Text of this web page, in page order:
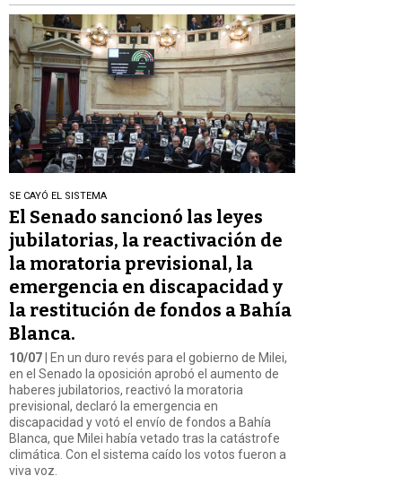
SE CAYÓ EL SISTEMA
El Senado sancionó las leyes
jubilatorias, la reactivación de
la moratoria previsional, la
emergencia en discapacidad y
la restitución de fondos a Bahía
Blanca.
10/07 | En un duro revés para el gobierno de Milei,
en el Senado la oposición aprobó el aumento de
haberes jubilatorios, reactivó la moratoria
previsional, declaró la emergencia en
discapacidad y votó el envío de fondos a Bahía
Blanca, que Milei había vetado tras la catástrofe
climática. Con el sistema caído los votos fueron a
viva voz.